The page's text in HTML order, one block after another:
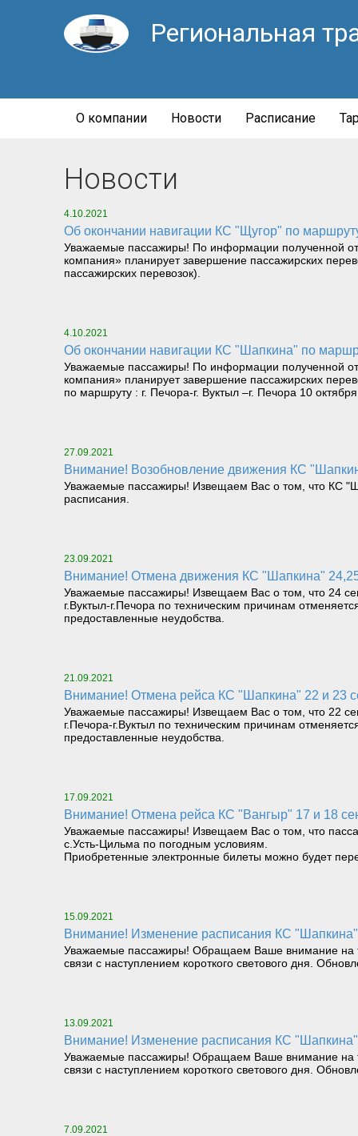
Региональная
О компании Новости Расписание
Новости
4.10.2021
Об окончании навигации КС "Щугор" по
Уважаемые пассажиры! По информации полученной
компания» планирует завершение пассажирских
пассажирских перевозок).
4.10.2021
Об окончании навигации КС "Шапкина" по
Уважаемые пассажиры! По информации полученной
компания» планирует завершение пассажирских
по маршруту : г. Печора-г. Вуктыл –г. Печора 10
27.09.2021
Внимание! Возобновление движения КС
Уважаемые пассажиры! Извещаем Вас о том, что КС
расписания.
23.09.2021
Внимание! Отмена движения КС "Шапкина"
Уважаемые пассажиры! Извещаем Вас о том, что 24
г.Вуктыл-г.Печора по техническим причинам
предоставленные неудобства.
21.09.2021
Внимание! Отмена рейса КС "Шапкина" 22 и 23
Уважаемые пассажиры! Извещаем Вас о том, что 22
г.Печора-г.Вуктыл по техническим причинам
предоставленные неудобства.
17.09.2021
Внимание! Отмена рейса КС "Вангыр" 17 и 18
Уважаемые пассажиры! Извещаем Вас о том, что
с.Усть-Цильма по погодным условиям.
Приобретенные электронные билеты можно будет
15.09.2021
Внимание! Изменение расписания КС
Уважаемые пассажиры! Обращаем Ваше внимание на
связи с наступлением короткого светового дня.
13.09.2021
Внимание! Изменение расписания КС
Уважаемые пассажиры! Обращаем Ваше внимание на
связи с наступлением короткого светового дня.
7.09.2021